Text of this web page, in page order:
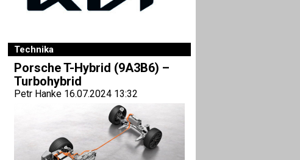
Technika
Porsche T-Hybrid (9A3B6) –
Turbohybrid
Petr Hanke 16.07.2024 13:32